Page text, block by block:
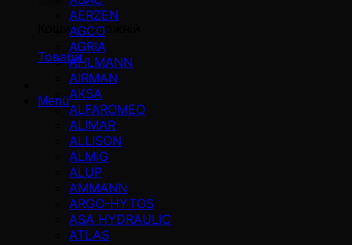
Кошик порожній
Товари
Menü
AERZEN
AGCO
AGRIA
AHLMANN
AIRMAN
AKSA
ALFAROMEO
ALIMAR
ALLISON
ALMiG
ALUP
AMMANN
ARGO-HYTOS
ASA HYDRAULIC
ATLAS